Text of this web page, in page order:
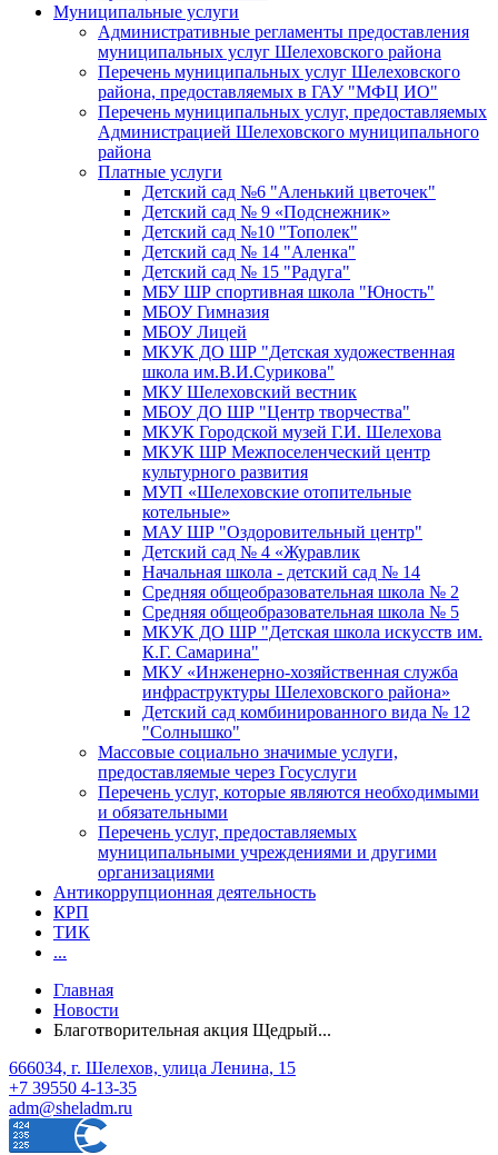
Муниципальные услуги
Административные регламенты предоставления
муниципальных услуг Шелеховского района
Перечень муниципальных услуг Шелеховского
района, предоставляемых в ГАУ "МФЦ ИО"
Перечень муниципальных услуг, предоставляемых
Администрацией Шелеховского муниципального
района
Платные услуги
Детский сад №6 "Аленький цветочек"
Детский сад № 9 «Подснежник»
Детский сад №10 "Тополек"
Детский сад № 14 "Аленка"
Детский сад № 15 "Радуга"
МБУ ШР спортивная школа "Юность"
МБОУ Гимназия
МБОУ Лицей
МКУК ДО ШР "Детская художественная
школа им.В.И.Сурикова"
МКУ Шелеховский вестник
МБОУ ДО ШР "Центр творчества"
МКУК Городской музей Г.И. Шелехова
МКУК ШР Межпоселенческий центр
культурного развития
МУП «Шелеховские отопительные
котельные»
МАУ ШР "Оздоровительный центр"
Детский сад № 4 «Журавлик
Начальная школа - детский сад № 14
Средняя общеобразовательная школа № 2
Средняя общеобразовательная школа № 5
МКУК ДО ШР "Детская школа искусств им.
К.Г. Самарина"
МКУ «Инженерно-хозяйственная служба
инфраструктуры Шелеховского района»
Детский сад комбинированного вида № 12
"Солнышко"
Массовые социально значимые услуги,
предоставляемые через Госуслуги
Перечень услуг, которые являются необходимыми
и обязательными
Перечень услуг, предоставляемых
муниципальными учреждениями и другими
организациями
Антикоррупционная деятельность
КРП
ТИК
...
Главная
Новости
Благотворительная акция Щедрый...
666034, г. Шелехов, улица Ленина, 15
+7 39550 4-13-35
adm@sheladm.ru